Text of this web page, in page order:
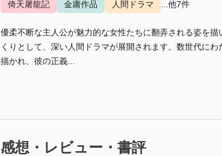
倚天屠龍記 金庸作品 人間ドラマ ...他7件
優柔不断な主人公が魅力的な女性たちに翻弄される姿を
くりとして、深い人間ドラマが展開されます。数世代に
描かれ、彼の正義...
感想・レビュー・書評